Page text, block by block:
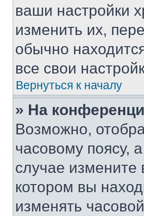
ваши настройки
изменить их,
обычно
все свои
Вернуться к началу
» На
Возможно,
часовому поясу,
случае измените
котором вы
изменять